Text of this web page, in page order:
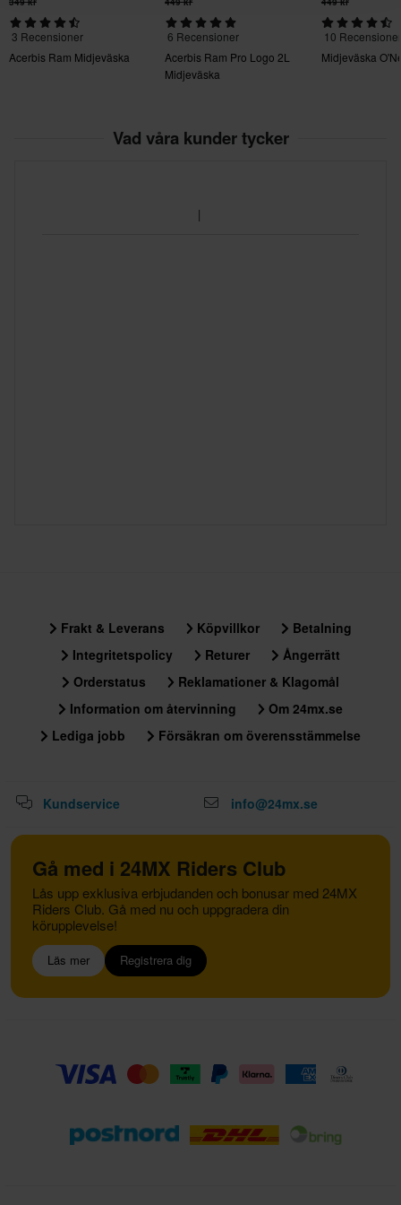
3 Recensioner
Acerbis Ram Midjeväska
6 Recensioner
Acerbis Ram Pro Logo 2L
Midjeväska
10 Recensioner
Midjeväska
Vad våra kunder tycker
Frakt & Leverans Köpvillkor
Betalning
Integritetspolicy
Returer
Ångerrätt
Orderstatus
Reklamationer & Klagomål
Information om återvinning
Om 24mx.se
Lediga jobb
Försäkran om överensstämmelse
Kundservice info@24mx.se
Gå med i 24MX Riders Club
Lås upp exklusiva erbjudanden och bonusar med 24MX
Riders Club. Gå med nu och uppgradera din
körupplevelse!
Läs mer Registrera dig